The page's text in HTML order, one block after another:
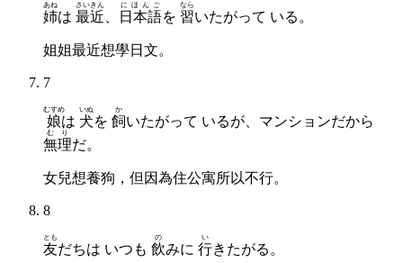
姉
あね
は 最近
さいきん
、 日本語
にほんご
を 習
なら
いたがって いる。
姐姐最近想學日文。
7
娘
むすめ
は 犬
いぬ
を 飼
か
いたがって いるが、マンションだから
無理
むり
だ。
女兒想養狗，但因為住公寓所以不行。
8
友
とも
だちは いつも 飲
の
みに 行
い
きたがる。